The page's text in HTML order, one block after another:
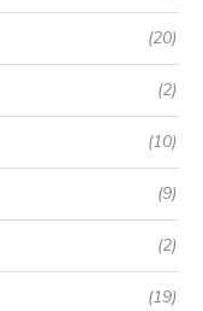
(20)
(2)
(10)
(9)
(2)
(19)